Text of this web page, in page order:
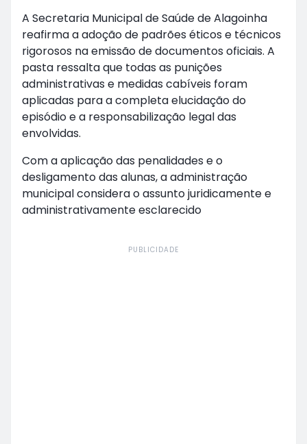
A Secretaria Municipal de Saúde de Alagoinha
reafirma a adoção de padrões éticos e técnicos
rigorosos na emissão de documentos oficiais. A
pasta ressalta que todas as punições
administrativas e medidas cabíveis foram
aplicadas para a completa elucidação do
episódio e a responsabilização legal das
envolvidas.
Com a aplicação das penalidades e o
desligamento das alunas, a administração
municipal considera o assunto juridicamente e
administrativamente esclarecido
PUBLICIDADE